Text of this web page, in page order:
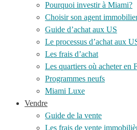
Pourquoi investir à Miami?
Choisir son agent
Guide d’achat aux US
Le processus d’achat aux
Les frais d’achat
Les quartiers où acheter en
Programmes neufs
Miami Luxe
Vendre
Guide de la vente
Les frais de vente